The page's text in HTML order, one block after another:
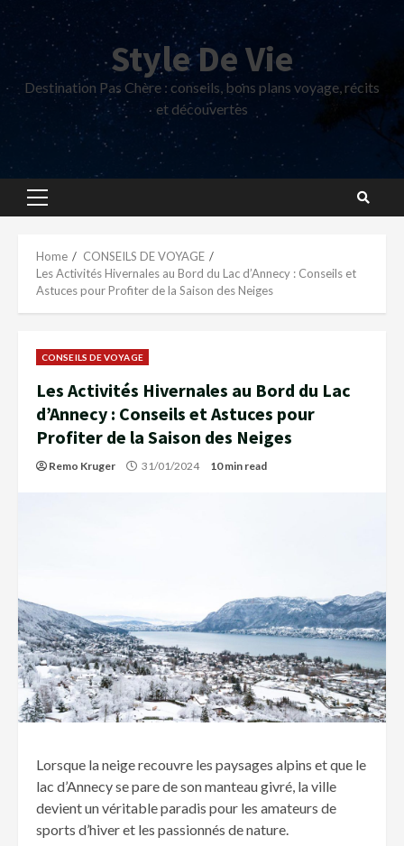
to
Style De Vie
Destination Pas Chère : conseils, bons plans voyage, récits
et découvertes
Primary
Home
CONSEILS DE VOYAGE
Les Activités Hivernales au Bord du Lac d’Annecy : Conseils et
Astuces pour Profiter de la Saison des Neiges
CONSEILS DE VOYAGE
Les Activités Hivernales au Bord du Lac
d’Annecy : Conseils et Astuces pour
Profiter de la Saison des Neiges
Remo Kruger 31/01/2024 10 min read
Lorsque la neige recouvre les paysages alpins et que le
lac d’Annecy se pare de son manteau givré, la ville
devient un véritable paradis pour les amateurs de
sports d’hiver et les passionnés de nature.